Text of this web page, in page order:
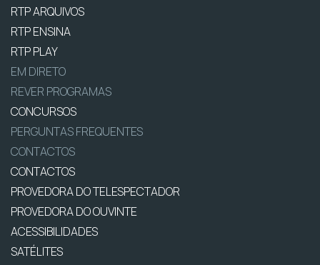
RTP ARQUIVOS
RTP ENSINA
RTP PLAY
EM DIRETO
REVER PROGRAMAS
CONCURSOS
PERGUNTAS FREQUENTES
CONTACTOS
CONTACTOS
PROVEDORA DO TELESPECTADOR
PROVEDORA DO OUVINTE
ACESSIBILIDADES
SATÉLITES